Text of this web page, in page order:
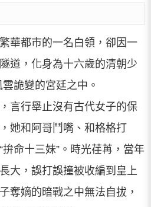
華都市的一名白領，卻因一
道，化身為十六歲的清朝少
詭變的宮廷之中。
言行舉止沒有古代女子的保
她和阿哥鬥嘴、和格格打
命十三妹”。時光荏苒，當年
大，誤打誤撞被收編到皇上
奪嫡的暗戰之中無法自拔，